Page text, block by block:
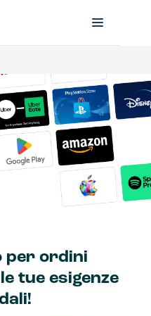
per ordini
tue esigenze